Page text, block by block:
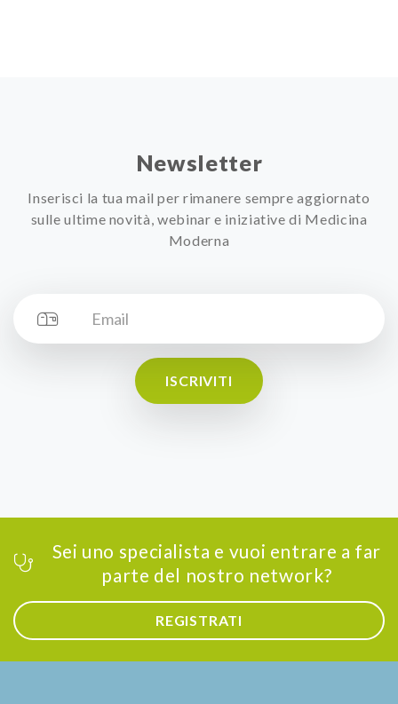
Newsletter
Inserisci la tua mail per rimanere sempre aggiornato
sulle ultime novità, webinar e iniziative di Medicina
Moderna
ISCRIVITI
Sei uno specialista e vuoi entrare a far
parte del nostro network?
REGISTRATI